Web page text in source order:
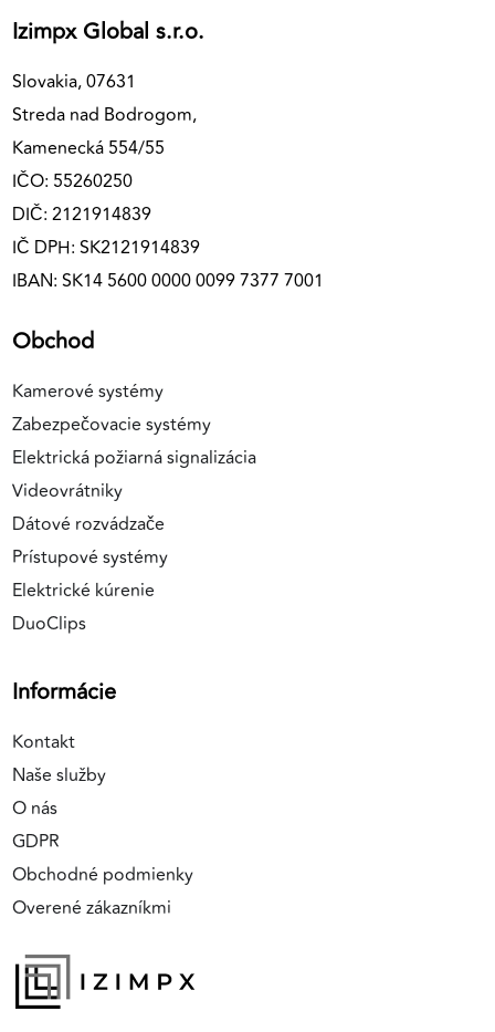
Izimpx Global s.r.o.
Slovakia, 07631
Streda nad Bodrogom,
Kamenecká 554/55
IČO: 55260250
DIČ: 2121914839
IČ DPH: SK2121914839
IBAN: SK14 5600 0000 0099 7377 7001
Obchod
Kamerové systémy
Zabezpečovacie systémy
Elektrická požiarná signalizácia
Videovrátniky
Dátové rozvádzače
Prístupové systémy
Elektrické kúrenie
DuoClips
Informácie
Kontakt
Naše služby
O nás
GDPR
Obchodné podmienky
Overené zákazníkmi